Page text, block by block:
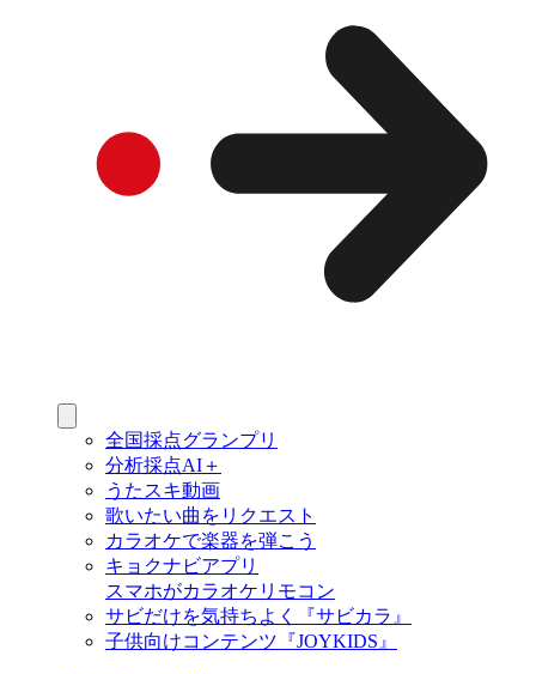
全国採点グランプリ
分析採点AI＋
うたスキ動画
歌いたい曲をリクエスト
カラオケで楽器を弾こう
キョクナビアプリ
スマホがカラオケリモコン
サビだけを気持ちよく『サビカラ』
子供向けコンテンツ『JOYKIDS』